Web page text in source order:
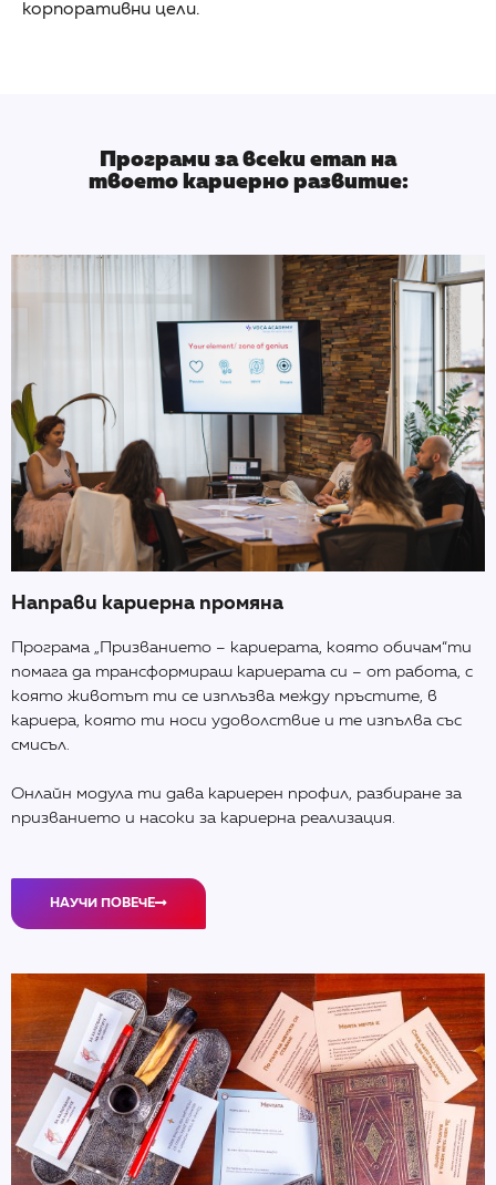
корпоративни цели.
Програми за всеки етап на
твоето кариерно развитие:
Направи кариерна промяна
Програма „Призванието – кариерата, която обичам“ти
помага да трансформираш кариерата си – от работа, с
която животът ти се изплъзва между пръстите, в
кариера, която ти носи удоволствие и те изпълва със
смисъл.
Онлайн модула ти дава кариерен профил, разбиране за
призванието и насоки за кариерна реализация.
НАУЧИ ПОВЕЧЕ